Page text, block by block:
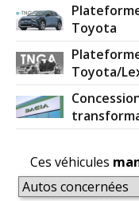
Toyota
Toyota/
Ces véhicules